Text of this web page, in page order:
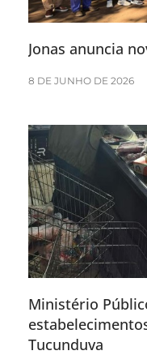
Jonas anuncia
8 DE JUNHO DE 2026
Ministério
Tucunduva